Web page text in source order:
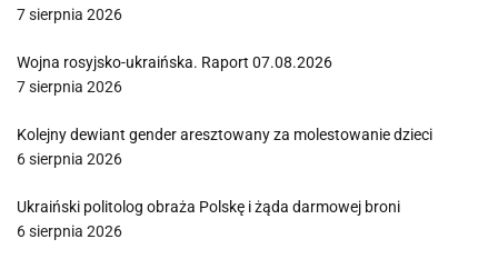
7 sierpnia 2026
Wojna rosyjsko-ukraińska. Raport 07.08.2026
7 sierpnia 2026
Kolejny dewiant gender aresztowany za molestowanie dzieci
6 sierpnia 2026
Ukraiński politolog obraża Polskę i żąda darmowej broni
6 sierpnia 2026